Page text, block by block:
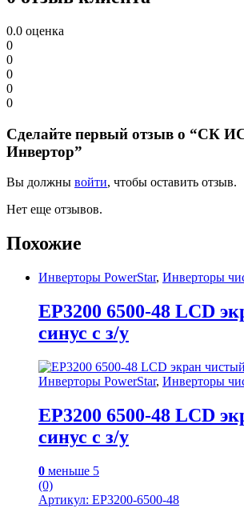
0.0 оценка
0
0
0
0
0
Сделайте первый отзыв о “СК
Инвертор”
Вы должны войти, чтобы оставить отзыв.
Нет еще отзывов.
Похожие
Инверторы PowerStar, Инверторы
EP3200 6500-48 LCD
синус с з/у
Инверторы PowerStar, Инверторы
EP3200 6500-48 LCD
синус с з/у
0 меньше 5
(0)
Артикул: EP3200-6500-48